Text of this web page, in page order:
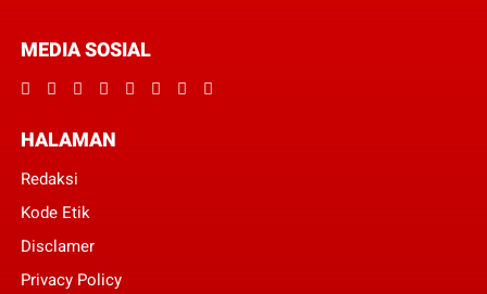
MEDIA SOSIAL
HALAMAN
Redaksi
Kode Etik
Disclamer
Privacy Policy